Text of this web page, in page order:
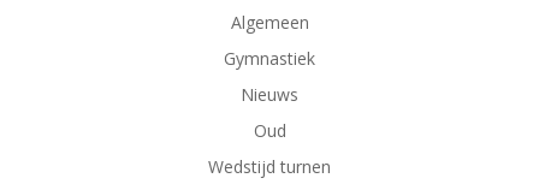
Algemeen
Gymnastiek
Nieuws
Oud
Wedstijd turnen